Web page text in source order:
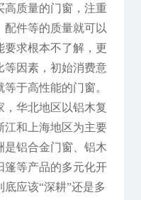
高质量的门窗，注重
配件等的质量就可以
要求根本不了解，更
等因素，初始消费意
于高性能的门窗。
华北地区以铝木复
江和上海地区为主要
是铝合金门窗、铝木
篷等产品的多元化开
应该“深耕”还是多